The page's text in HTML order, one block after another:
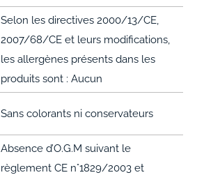
Selon les directives 2000/13/CE,
2007/68/CE et leurs modifications,
les allergènes présents dans les
produits sont : Aucun
Sans colorants ni conservateurs
Absence d’O.G.M suivant le
règlement CE n°1829/2003 et